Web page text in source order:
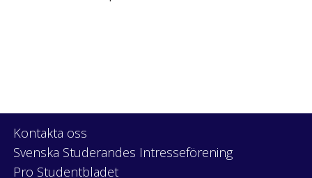
Kontakta oss
Svenska Studerandes Intresseförening
Pro Studentbladet